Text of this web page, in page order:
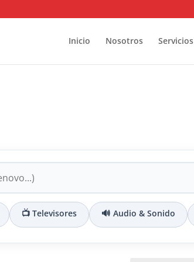
Inicio Nosotros Servicios
📺 Televisores 🔊 Audio & Sonido